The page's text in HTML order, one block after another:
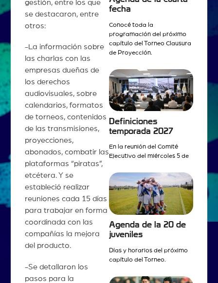
gestión, entre los que
se destacaron, entre
otros:
-La información sobre
las charlas con las
empresas dueñas de
los derechos
audiovisuales, sobre
calendarios, formatos
de torneos, contenidos
de las transmisiones,
proyecciones,
abonados, combatir las
plataformas “piratas”,
etcétera. Y se
estableció realizar
reuniones cada 15 días
para trabajar en forma
coordinada con las
compañías la mejora
del producto.
-Se detallaron los
pasos para la
fecha
Conocé toda la
programación del próximo
capítulo del Torneo Clausura
de Proyección.
Definiciones
temporada 2027
En la reunión del Comité
Ejecutivo del miércoles 5 de
Agenda de la 20 de
juveniles
Días y horarios del próximo
capítulo del Torneo.